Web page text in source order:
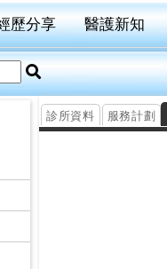
歷分享 醫護新知
診所資料 服務計劃